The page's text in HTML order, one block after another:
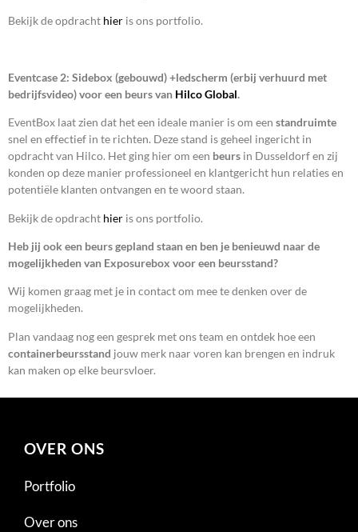
Bekijk de opdracht hier is ons portfolio.
Eventcase 2: Sidebox (gebouwd) +ledscherm (erbij verhuurd met
bedrijfsvideo) voor een beurs van Hilco Global.
EventBox laat zien dat het een ideale manier is om een standruimte
snel en effectief in te richten. Deze stand is geheel ingericht in
opdracht van Hilco. Het ging hier om een beurs in Dusseldorf en zij
konden op deze manier professioneel en klantgericht hun relaties en
potentiële klanten ontvangen en te woord staan.
Bekijk de opdracht hier is ons portfolio.
Heb jij ook een beurs gepland staan en ben je benieuwd naar de
mogelijkheden van Exposurebox voor een beursstand?
Wij komen graag met je in contact om mee te denken over de
mogelijkheden.
Plan vandaag nog een gesprek met ons team en ontdek hoe een
containerbeursstand jouw merk naar voren kan brengen en indruk
kan maken op elke beursvloer.
OVER ONS
Portfolio
Over ons